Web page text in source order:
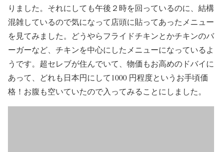
りました。それにしても午後２時を回っているのに、結構
混雑しているので気になって店頭に貼ってあったメニュー
を見てみました。どうやらフライドチキンとかチキンのバ
ーガーなど、チキンを中心にしたメニューになっているよ
うです。超セレブが住んでいて、物価もお高めのドバイに
あって、どれも日本円にして1000 円程度というお手頃価
格！お腹も空いていたので入ってみることにしました。